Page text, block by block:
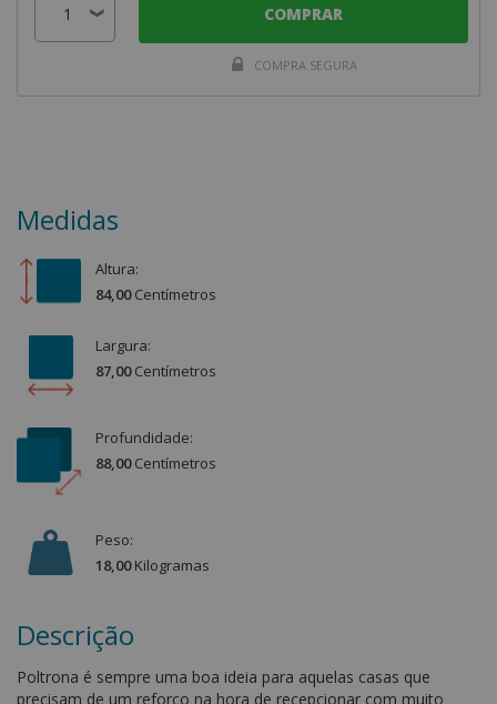
COMPRAR
COMPRA SEGURA
Medidas
Altura:
84,00 Centímetros
Largura:
87,00 Centímetros
Profundidade:
88,00 Centímetros
Peso:
18,00 Kilogramas
Descrição
Poltrona é sempre uma boa ideia para aquelas casas que
precisam de um reforço na hora de recepcionar com muito